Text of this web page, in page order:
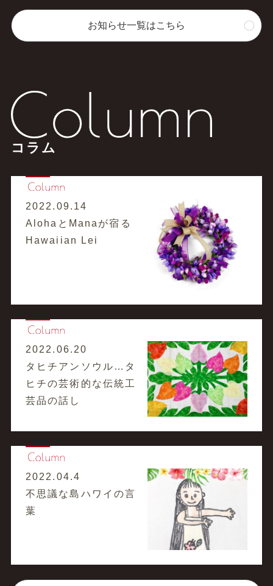
お知らせ一覧はこちら
コラム
2022.09.14
AlohaとManaが宿る
Hawaiian Lei
2022.06.20
タヒチアンソウル…タ
ヒチの芸術的な伝統工
芸品の話し
2022.04.4
不思議な島ハワイの言
葉